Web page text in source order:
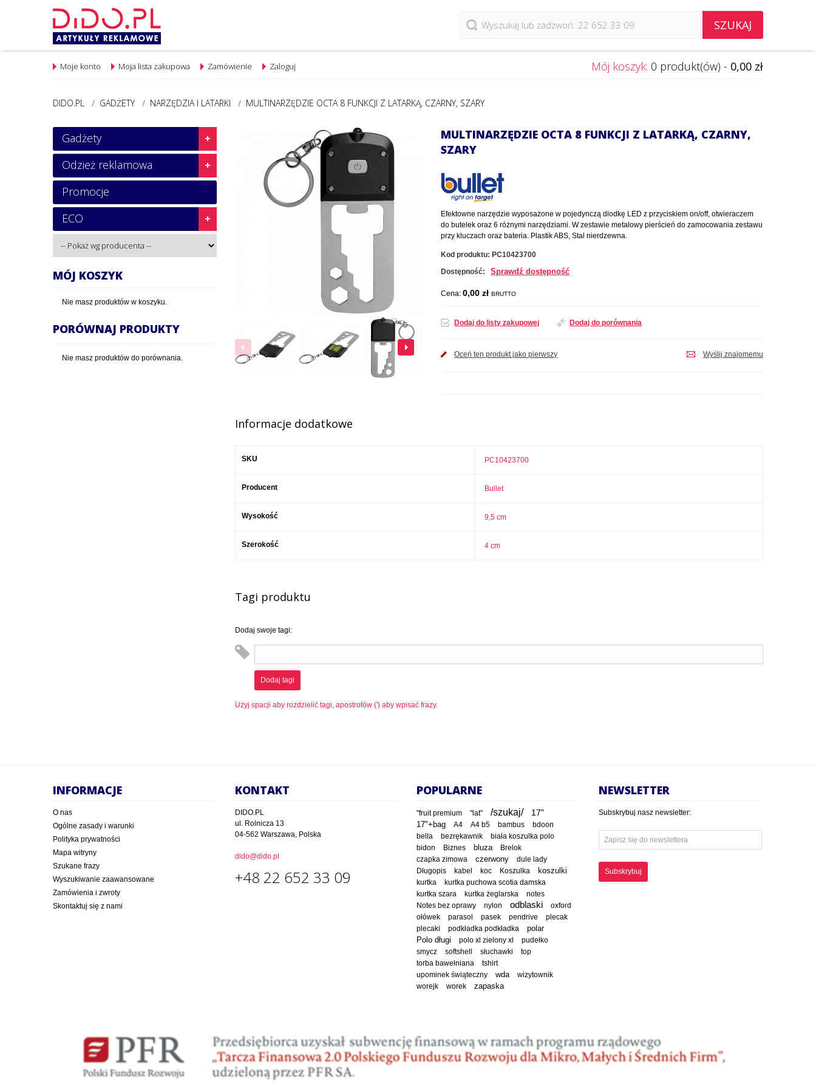
SZUKAJ
Mój koszyk: 0 produkt(ów) - 0,00 zł
Zaloguj
Moje konto Moja lista zakupowa Zamówienie
DIDO.PL / GADŻETY / NARZĘDZIA I LATARKI / MULTINARZĘDZIE OCTA 8 FUNKCJI Z LATARKĄ, CZARNY, SZARY
MULTINARZĘDZIE OCTA 8 FUNKCJI Z LATARKĄ, CZARNY,
SZARY
Efektowne narzędzie wyposażone w pojedynczą diodkę LED z przyciskiem on/off, otwieraczem
do butelek oraz 6 różnymi narzędziami. W zestawie metalowy pierścień do zamocowania zestawu
przy kluczach oraz bateria. Plastik ABS, Stal nierdzewna.
Kod produktu: PC10423700
Dostępność:
Sprawdź dostępność
Cena:0,00 złBRUTTO
Dodaj do listy zakupowej Dodaj do porównania
Oceń ten produkt jako pierwszy Wyślij znajomemu
Informacje dodatkowe
SKU PC10423700
Producent Bullet
Wysokość 9,5 cm
Szerokość 4 cm
Tagi produktu
Dodaj swoje tagi:
Dodaj tagi
Użyj spacji aby rozdzielić tagi, apostrofów (') aby wpisać frazy.
Gadżety
Odzież reklamowa
Promocje
ECO
MÓJ KOSZYK
Nie masz produktów w koszyku.
PORÓWNAJ PRODUKTY
Nie masz produktów do porównania.
INFORMACJE
O nas
Ogólne zasady i warunki
Polityka prywatności
Mapa witryny
Szukane frazy
Wyszukiwanie zaawansowane
Zamówienia i zwroty
Skontaktuj się z nami
KONTAKT
DIDO.PL
ul. Rolnicza 13
04-562 Warszawa, Polska
dido@dido.pl
+48 22 652 33 09
POPULARNE
"fruit premium "lat" /szukaj/ 17"
17"+bag A4 A4 b5 bambus bdoon
bella bezrękawnik
biała koszulka polo
bidon
Biznes bluza
Brelok
czapka zimowa
czerwony
dule lady
Długopis
kabel koc Koszulka
koszulki
kurtka
kurtka puchowa scotia damska
kurtka szara
kurtka żeglarska notes
Notes bez oprawy nylon odblaski
oxford
ołówek
parasol pasek pendrive
plecak
plecaki
podkładka podkładka
polar
Polo długi
polo xl zielony xl pudełko
smycz softshell słuchawki
top
torba bawełniana
tshirt
upominek świąteczny
wda
wizytownik
worejk
worek zapaska
NEWSLETTER
Subskrybuj nasz newsletter:
Subskrybuj